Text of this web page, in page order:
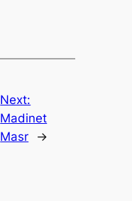
Next:
Madinet
Masr
→